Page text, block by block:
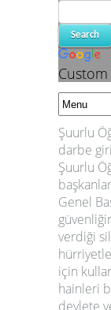
Şuurlu
darbe
Şuurlu
Genel
verdiği
için
hainleri
devlete